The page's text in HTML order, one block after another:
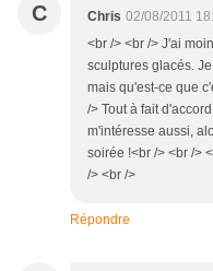
C Chris 02/08/2011
<br /> <br /> J'ai
sculptures glacés.
mais qu'est-ce que
/> Tout à fait
m'intéresse aussi,
soirée !<br /> <br />
/> <br />
Répondre